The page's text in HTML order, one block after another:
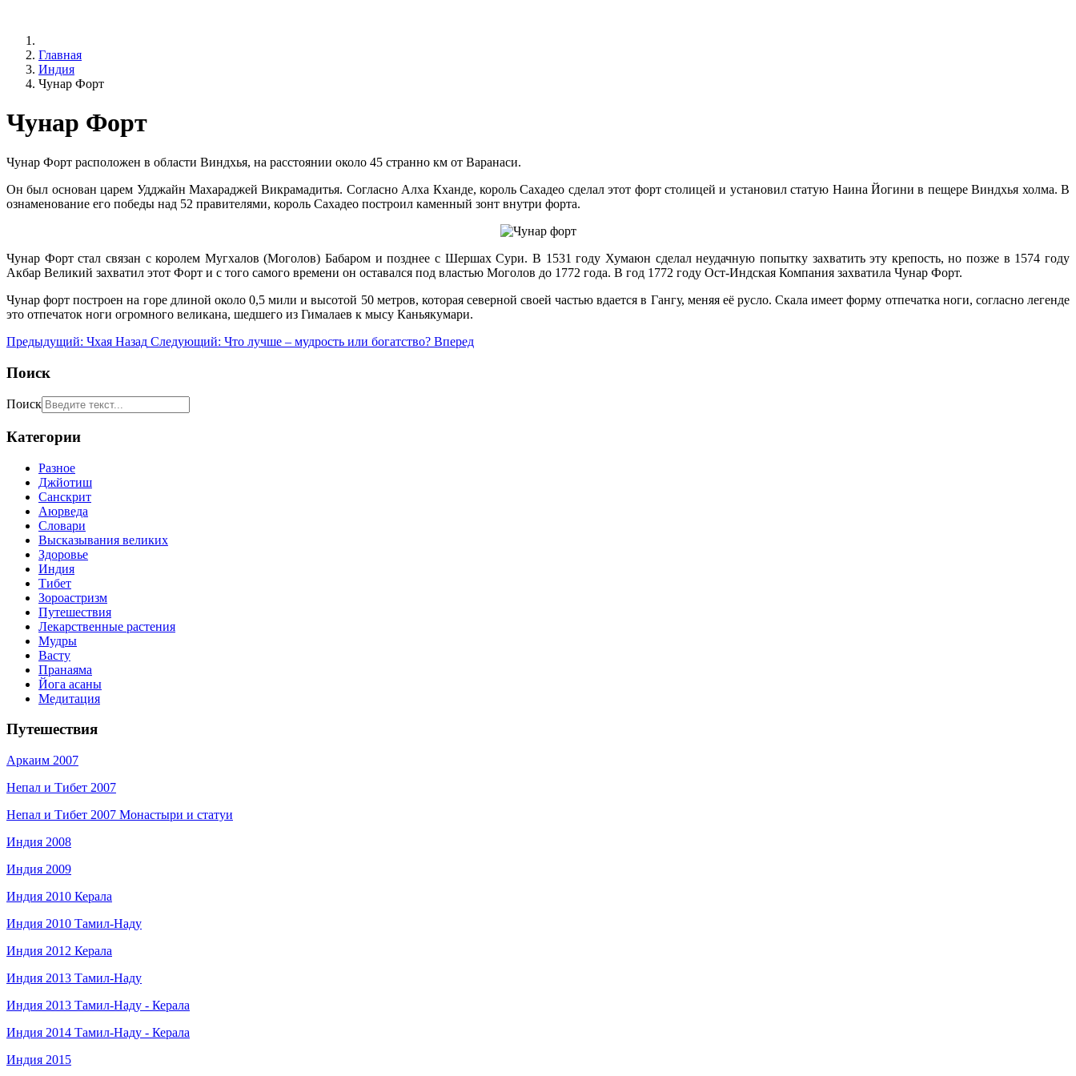
Главная
Индия
Чунар Форт
Чунар Форт
Чунар Форт расположен в области Виндхья, на расстоянии около 45 странно км от Варанаси.
Он был основан царем Удджайн Махараджей Викрамадитья. Согласно Алха Кханде, король Сахадео сделал этот форт столицей и установил статую Наина Йогини в пещере Виндхья холма. В
ознаменование его победы над 52 правителями, король Сахадео построил каменный зонт внутри форта.
Чунар Форт стал связан с королем Мугхалов (Моголов) Бабаром и позднее с Шершах Сури. В 1531 году Хумаюн сделал неудачную попытку захватить эту крепость, но позже в 1574 году
Акбар Великий захватил этот Форт и с того самого времени он оставался под властью Моголов до 1772 года. В год 1772 году Ост-Индская Компания захватила Чунар Форт.
Чунар форт построен на горе длиной около 0,5 мили и высотой 50 метров, которая северной своей частью вдается в Гангу, меняя её русло. Скала имеет форму отпечатка ноги, согласно легенде
это отпечаток ноги огромного великана, шедшего из Гималаев к мысу Каньякумари.
Предыдущий: Чхая Назад Следующий: Что лучше – мудрость или богатство? Вперед
Поиск
Поиск
Категории
Разное
Джйотиш
Санскрит
Аюрведа
Словари
Высказывания великих
Здоровье
Индия
Тибет
Зороастризм
Путешествия
Лекарственные растения
Мудры
Васту
Пранаяма
Йога асаны
Медитация
Путешествия
Аркаим 2007
Непал и Тибет 2007
Непал и Тибет 2007 Монастыри и статуи
Индия 2008
Индия 2009
Индия 2010 Керала
Индия 2010 Тамил-Наду
Индия 2012 Керала
Индия 2013 Тамил-Наду
Индия 2013 Тамил-Наду - Керала
Индия 2014 Тамил-Наду - Керала
Индия 2015